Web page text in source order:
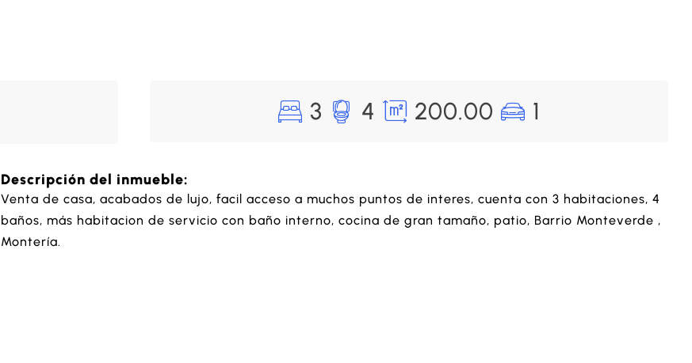
3 4 200.00 1
Descripción del inmueble:
Venta de casa, acabados de lujo, facil acceso a muchos puntos de interes, cuenta con 3 habitaciones, 4
baños, más habitacion de servicio con baño interno, cocina de gran tamaño, patio, Barrio Monteverde ,
Montería.